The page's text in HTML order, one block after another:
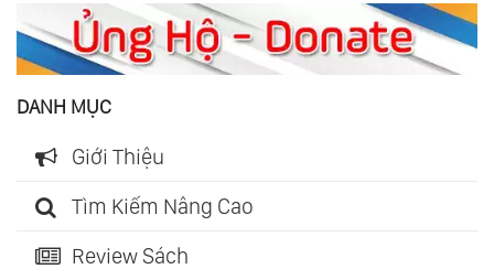
DANH MỤC
Giới Thiệu
Tìm Kiếm Nâng Cao
Review Sách